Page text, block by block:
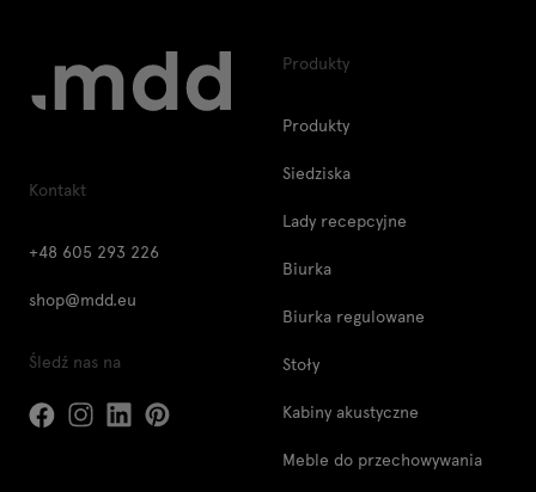
Kontakt
+48 605 293 226
shop@mdd.eu
Śledź nas na
Produkty
Produkty
Siedziska
Lady recepcyjne
Biurka
Biurka regulowane
Stoły
Kabiny akustyczne
Meble do przechowywania